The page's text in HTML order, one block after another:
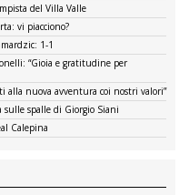
del Villa Valle
vi piacciono?
1-1
“Gioia e gratitudine per
alla nuova avventura coi nostri valori”
sulle spalle di Giorgio Siani
Calepina